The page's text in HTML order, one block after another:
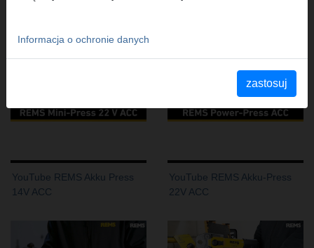
YouTube REMS Akku Press
14V ACC
YouTube REMS Akku-Press
22V ACC
Informacja o ochronie danych
zastosuj